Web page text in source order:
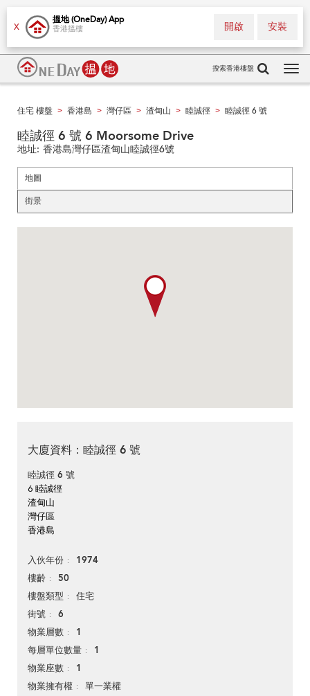
X
搵地 (OneDay) App
香港搵樓 安裝
開啟
搜索香港樓盤
住宅 樓盤 > 香港島 > 灣仔區 > 渣甸山 > 睦誠徑 > 睦誠徑 6 號
睦誠徑 6 號 6 Moorsome Drive
地址: 香港島灣仔區渣甸山睦誠徑6號
地圖
街景
大廈資料：睦誠徑 6 號
睦誠徑 6 號
6 睦誠徑
渣甸山
灣仔區
香港島
入伙年份 1974
樓齡 50
樓盤類型 住宅
街號 6
物業層數 1
每層單位數量 1
物業座數 1
物業擁有權 單一業權